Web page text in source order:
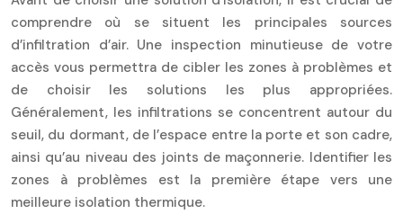
comprendre où se situent les principales sources
d’infiltration d’air. Une inspection minutieuse de votre
accès vous permettra de cibler les zones à problèmes et
de choisir les solutions les plus appropriées.
Généralement, les infiltrations se concentrent autour du
seuil, du dormant, de l’espace entre la porte et son cadre,
ainsi qu’au niveau des joints de maçonnerie. Identifier les
zones à problèmes est la première étape vers une
meilleure isolation thermique.